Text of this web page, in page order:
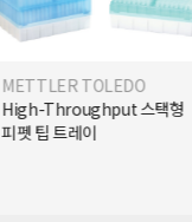
METTLER TOLEDO
High-Throughput 스택형
피펫 팁 트레이